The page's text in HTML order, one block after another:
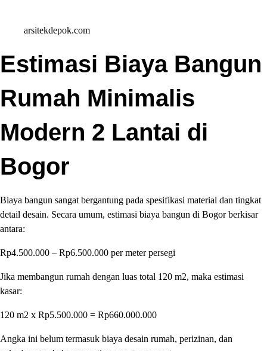
arsitekdepok.com
Estimasi Biaya Bangun
Rumah Minimalis
Modern 2 Lantai di
Bogor
Biaya bangun sangat bergantung pada spesifikasi material dan tingkat
detail desain. Secara umum, estimasi biaya bangun di Bogor berkisar
antara:
Rp4.500.000 – Rp6.500.000 per meter persegi
Jika membangun rumah dengan luas total 120 m2, maka estimasi
kasar:
120 m2 x Rp5.500.000 = Rp660.000.000
Angka ini belum termasuk biaya desain rumah, perizinan, dan